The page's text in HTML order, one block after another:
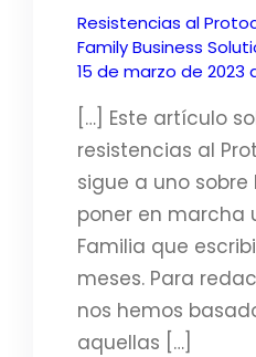
Resistencias al
Family Business
15 de marzo de 2023
[…] Este artículo
resistencias al
sigue a uno sobre
poner en marcha
Familia que
meses. Para
nos hemos
aquellas […]